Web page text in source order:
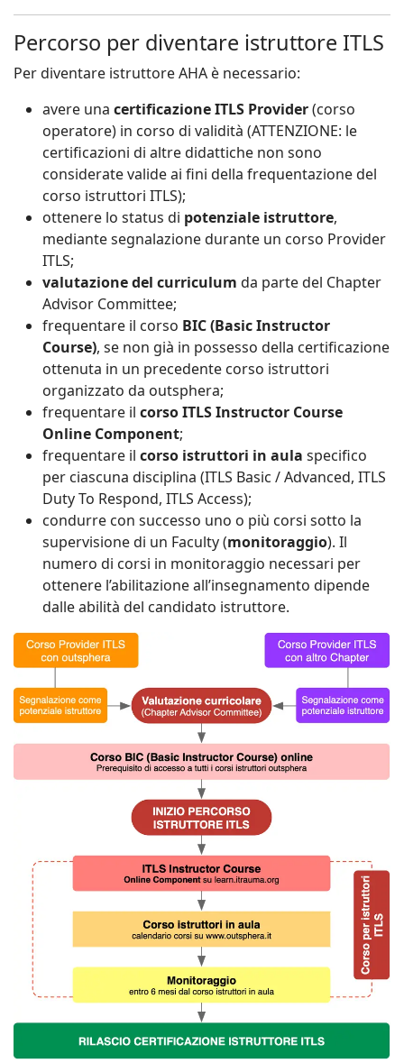
Percorso per diventare istruttore ITLS
Per diventare istruttore AHA è necessario:
avere una certificazione ITLS Provider(corso
operatore) in corso di validità (ATTENZIONE: le
certificazioni di altre didattiche non sono
considerate valide ai fini della frequentazione del
corso istruttori ITLS);
ottenere lo status di potenziale istruttore,
mediante segnalazione durante un corso Provider
ITLS;
valutazione del curriculum da parte del Chapter
Advisor Committee;
frequentare il corso BIC (Basic Instructor
Course), se non già in possesso della certificazione
ottenuta in un precedente corso istruttori
organizzato da outsphera;
frequentare il corso ITLS Instructor Course
Online Component;
frequentare il corso istruttori in aula specifico
per ciascuna disciplina (ITLS Basic / Advanced, ITLS
Duty To Respond, ITLS Access);
condurre con successo uno o più corsi sotto la
supervisione di un Faculty (monitoraggio). Il
numero di corsi in monitoraggio necessari per
ottenere l’abilitazione all’insegnamento dipende
dalle abilità del candidato istruttore.